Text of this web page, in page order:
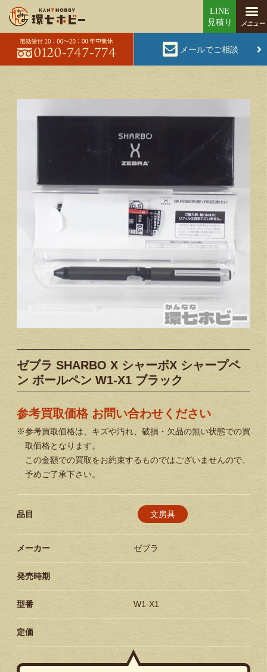
メールでご相談
ゼブラ SHARBO X シャーボX シャープペ
ン ボールペン W1-X1 ブラック
参考買取価格 お問い合わせください
※参考買取価格は、キズや汚れ、破損・欠品の無い状態での買
取価格となります。
この金額での買取をお約束するものではございませんので、
予めご了承下さい。
品目 文房具
メーカー ゼブラ
発売時期
型番 W1-X1
定価